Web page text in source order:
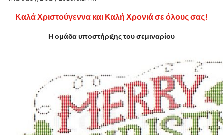
Καλά Χριστούγεννα και Καλή Χρονιά σε όλους σας!
Η ομάδα υποστήριξης του σεμιναρίου